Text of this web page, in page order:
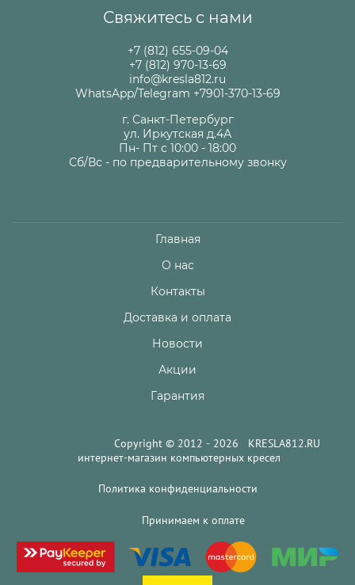
Свяжитесь с нами
+7 (812) 655-09-04
+7 (812) 970-13-69
info@kresla812.ru
WhatsApp/Telegram +7901-370-13-69
г. Санкт-Петербург
ул. Иркутская д.4А
Пн- Пт с 10:00 - 18:00
Сб/Вс - по предварительному звонку
Главная
О нас
Контакты
Доставка и оплата
Новости
Акции
Гарантия
Copyright © 2012 - 2026 KRESLA812.RU
интернет-магазин компьютерных кресел
Политика конфиденциальности
Принимаем к оплате